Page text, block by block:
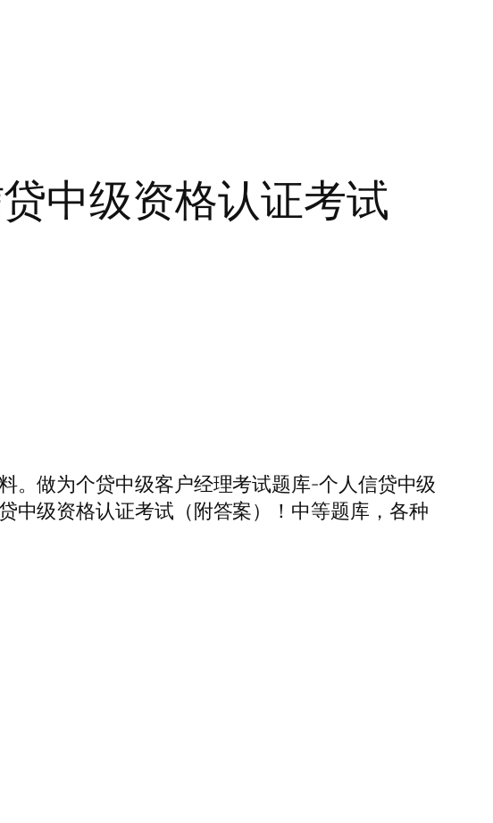
中级资格认证考试
。做为个贷中级客户经理考试题库-个人信贷中级
中级资格认证考试（附答案）！中等题库，各种